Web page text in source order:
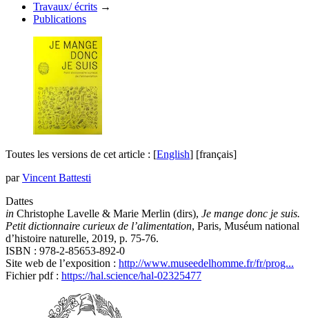
Travaux/ écrits →
Publications
Toutes les versions de cet article : [English] [français]
parVincent Battesti
Dattes
in Christophe Lavelle & Marie Merlin (dirs), Je mange donc je suis.
Petit dictionnaire curieux de l’alimentation, Paris, Muséum national
d’histoire naturelle, 2019, p. 75-76.
ISBN : 978-2-85653-892-0
Site web de l’exposition : http://www.museedelhomme.fr/fr/prog...
Fichier pdf : https://hal.science/hal-02325477